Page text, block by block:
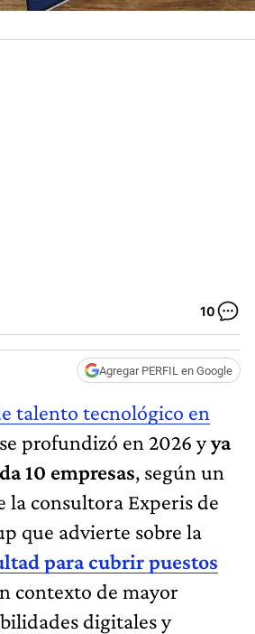
10
Agregar PERFIL en Google
talento tecnológico en
se profundizó en 2026 yya
10 empresas, según un
la consultora Experis de
que advierte sobre la
para cubrir puestos
contexto de mayor
digitales y